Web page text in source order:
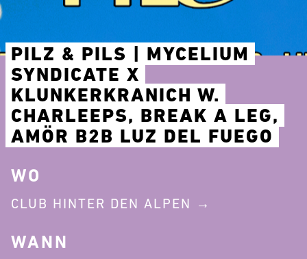
PILZ & PILS | MYCELIUM
SYNDICATE X
KLUNKERKRANICH W.
CHARLEEPS, BREAK A LEG,
AMÖR B2B LUZ DEL FUEGO
WO
CLUB HINTER DEN ALPEN
WANN